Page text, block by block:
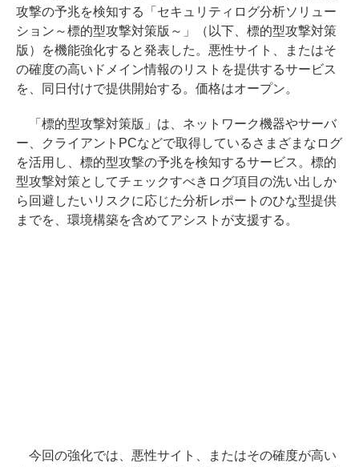
攻撃の予兆を検知する「セキュリティログ分析ソリュー
ション～標的型攻撃対策版～」（以下、標的型攻撃対策
版）を機能強化すると発表した。悪性サイト、またはそ
の確度の高いドメイン情報のリストを提供するサービス
を、同日付けで提供開始する。価格はオープン。
「標的型攻撃対策版」は、ネットワーク機器やサーバ
ー、クライアントPCなどで取得しているさまざまなログ
を活用し、標的型攻撃の予兆を検知するサービス。標的
型攻撃対策としてチェックすべきログ項目の洗い出しか
ら回避したいリスクに応じた分析レポートのひな型提供
までを、環境構築を含めてアシストが支援する。
今回の強化では、悪性サイト、またはその確度が高い